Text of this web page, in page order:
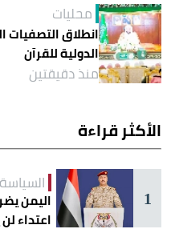
محليات
انطلاق التصفيات
الدولية للقرآن
منذ دقيقتين
الأكثر قراءة
1
السياسة
اليمن
اعتداء